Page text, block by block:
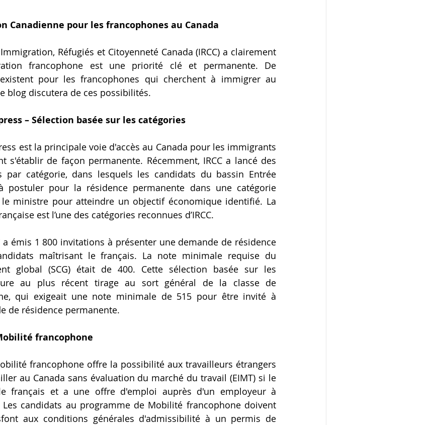
Canadienne pour les francophones au Canada
Réfugiés et Citoyenneté Canada (IRCC) a clairement
francophone est une priorité clé et permanente. De
pour les francophones qui cherchent à immigrer au
blog discutera de ces possibilités.
– Sélection basée sur les catégories
est la principale voie d'accès au Canada pour les immigrants
s'établir de façon permanente. Récemment, IRCC a lancé des
par catégorie, dans lesquels les candidats du bassin Entrée
postuler pour la résidence permanente dans une catégorie
ministre pour atteindre un objectif économique identifié. La
est l’une des catégories reconnues d’IRCC.
a émis 1 800 invitations à présenter une demande de résidence
maîtrisant le français. La note minimale requise du
global (SCG) était de 400. Cette sélection basée sur les
au plus récent tirage au sort général de la classe de
qui exigeait une note minimale de 515 pour être invité à
de résidence permanente.
francophone
francophone offre la possibilité aux travailleurs étrangers
au Canada sans évaluation du marché du travail (EIMT) si le
français et a une offre d'emploi auprès d'un employeur à
candidats au programme de Mobilité francophone doivent
aux conditions générales d'admissibilité à un permis de